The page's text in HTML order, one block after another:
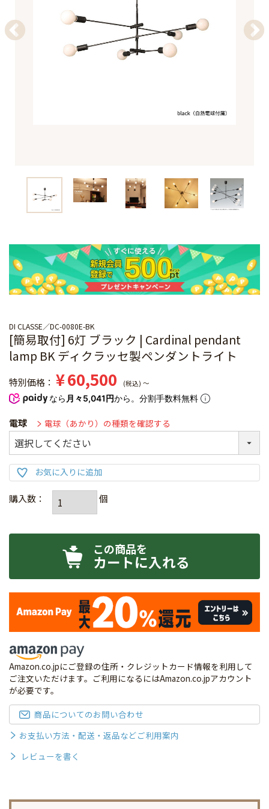
DI CLASSE DC-0080E-BK
[簡易取付] 6灯 ブラック | Cardinal pendant
lamp BK ディクラッセ製ペンダントライト
特別価格 ¥60,500 税込 〜
なら 月々5,041円から。分割手数料無料
電球 電球（あかり）の種類を確認する
カートに入れる
Amazon.co.jpにご登録の住所・クレジットカード情報を利用して
ご注文いただけます。ご利用になるにはAmazon.co.jpアカウント
が必要です。
商品についてのお問い合わせ
お支払い方法・配送・返品などご利用案内
レビューを書く